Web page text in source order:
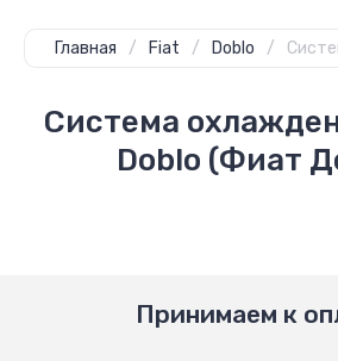
Главная / Fiat / Doblo /
Система
Doblo (Фиат
Принимаем к